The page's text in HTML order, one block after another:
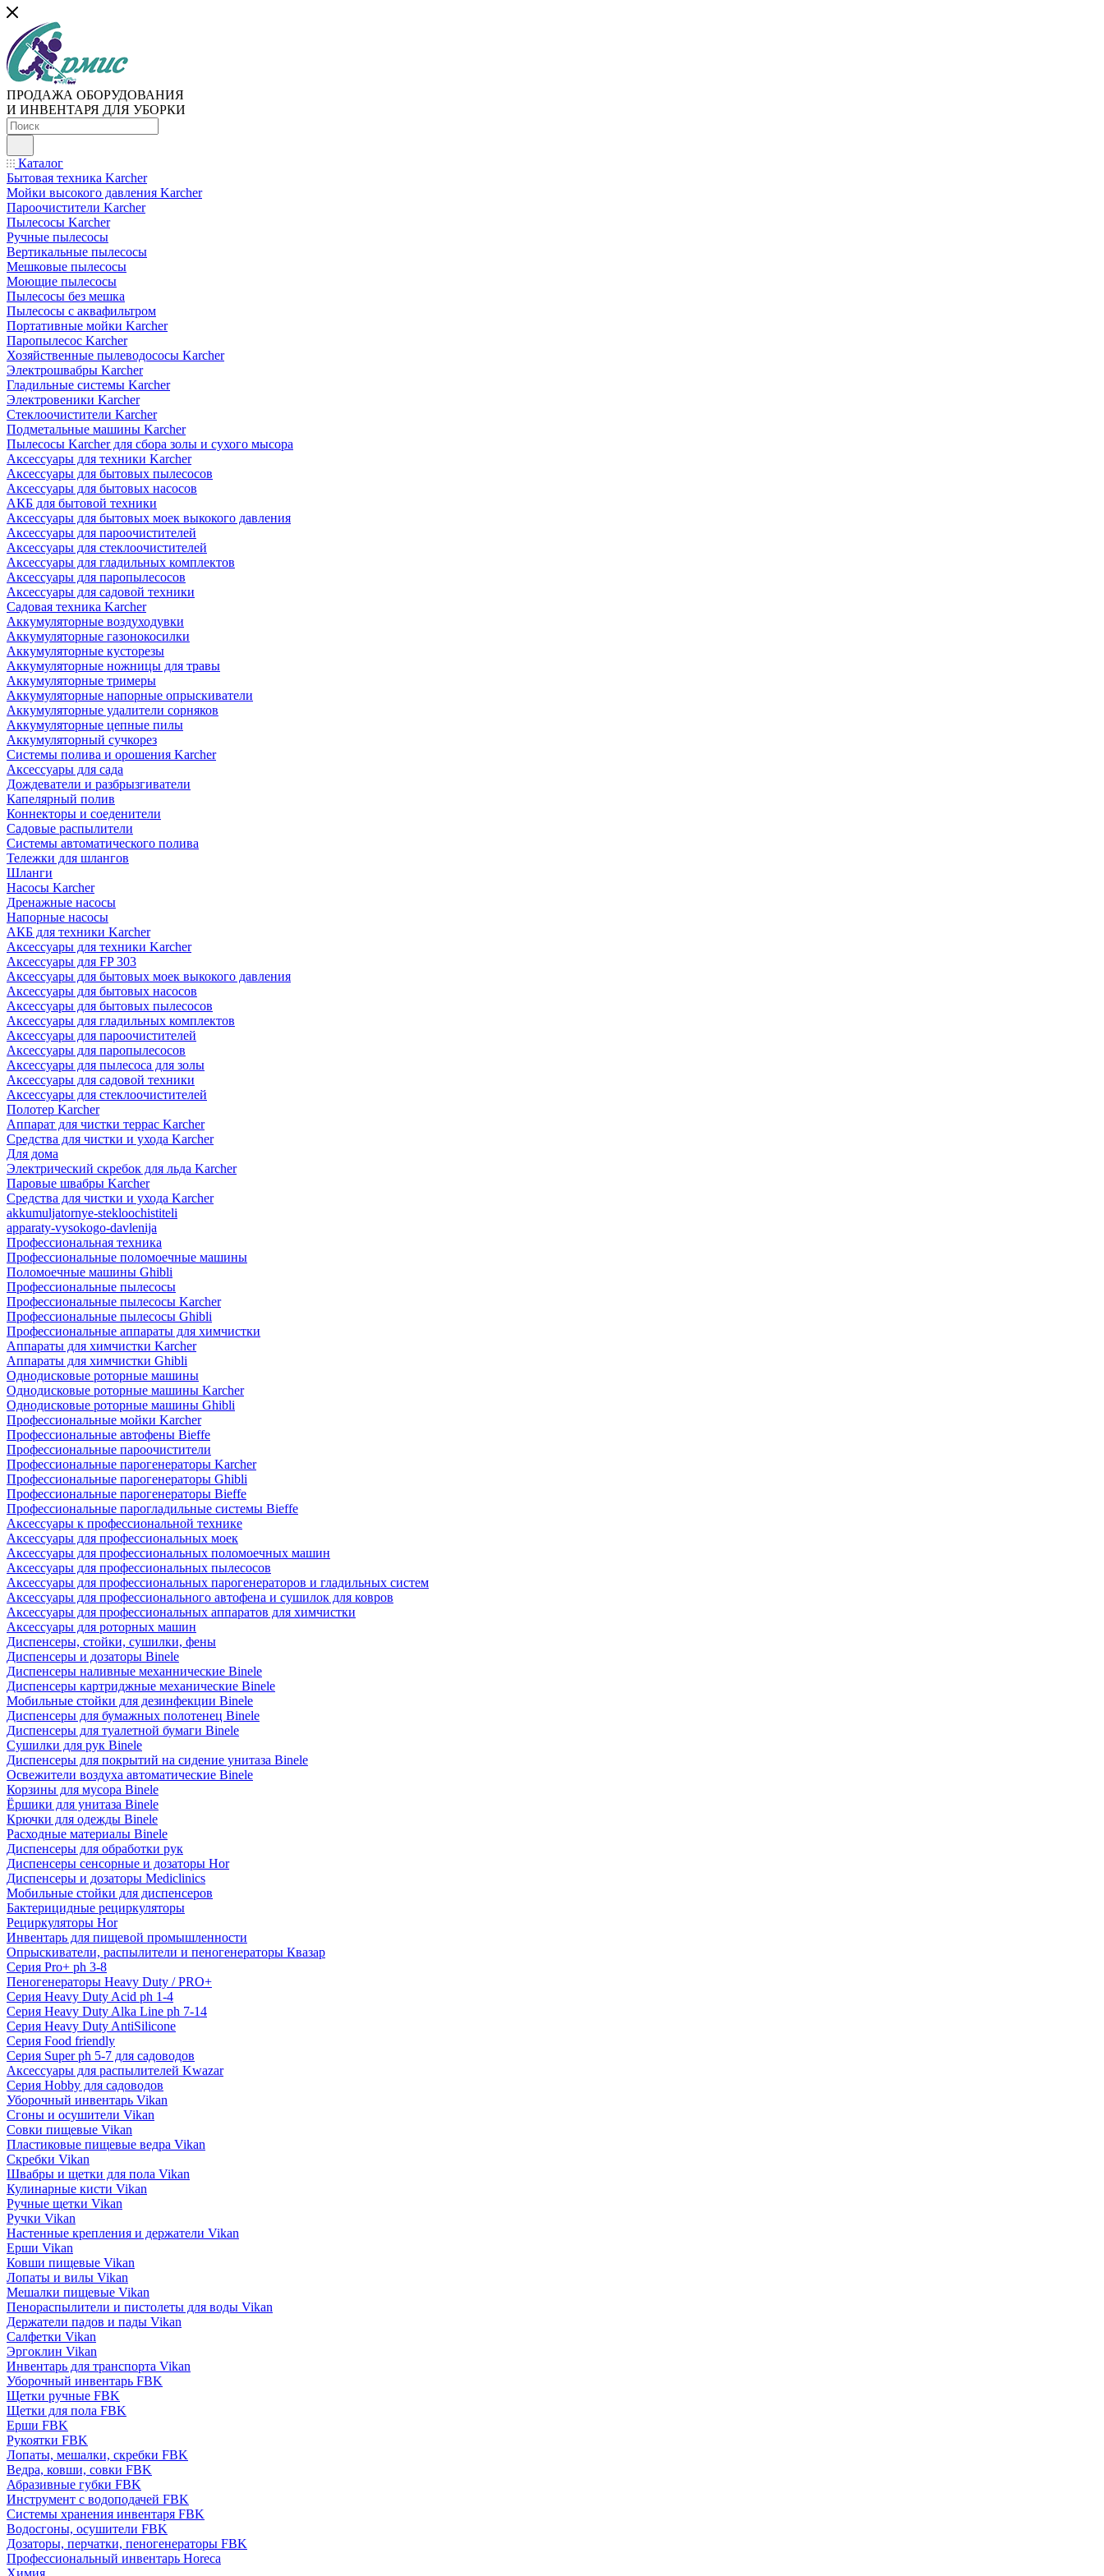
ПРОДАЖА ОБОРУДОВАНИЯ
И ИНВЕНТАРЯ ДЛЯ УБОРКИ
Каталог
Бытовая техника Karcher
Мойки высокого давления Karcher
Пароочистители Karcher
Пылесосы Karcher
Ручные пылесосы
Вертикальные пылесосы
Мешковые пылесосы
Моющие пылесосы
Пылесосы без мешка
Пылесосы с аквафильтром
Портативные мойки Karcher
Паропылесос Karcher
Хозяйственные пылеводососы Karcher
Электрошвабры Karcher
Гладильные системы Karcher
Электровеники Karcher
Стеклоочистители Karcher
Подметальные машины Karcher
Пылесосы Karcher для сбора золы и сухого мысора
Аксессуары для техники Karcher
Аксессуары для бытовых пылесосов
Аксессуары для бытовых насосов
АКБ для бытовой техники
Аксессуары для бытовых моек выкокого давления
Аксессуары для пароочистителей
Аксессуары для стеклоочистителей
Аксессуары для гладильных комплектов
Аксессуары для паропылесосов
Аксессуары для садовой техники
Садовая техника Karcher
Аккумуляторные воздуходувки
Аккумуляторные газонокосилки
Аккумуляторные кусторезы
Аккумуляторные ножницы для травы
Аккумуляторные тримеры
Аккумуляторные напорные опрыскиватели
Аккумуляторные удалители сорняков
Аккумуляторные цепные пилы
Аккумуляторный сучкорез
Системы полива и орошения Karcher
Аксессуары для сада
Дождеватели и разбрызгиватели
Капелярный полив
Коннекторы и соеденители
Садовые распылители
Системы автоматического полива
Тележки для шлангов
Шланги
Насосы Karcher
Дренажные насосы
Напорные насосы
АКБ для техники Karcher
Аксессуары для техники Karcher
Аксессуары для FP 303
Аксессуары для бытовых моек выкокого давления
Аксессуары для бытовых насосов
Аксессуары для бытовых пылесосов
Аксессуары для гладильных комплектов
Аксессуары для пароочистителей
Аксессуары для паропылесосов
Аксессуары для пылесоса для золы
Аксессуары для садовой техники
Аксессуары для стеклоочистителей
Полотер Karcher
Аппарат для чистки террас Karcher
Средства для чистки и ухода Karcher
Для дома
Электрический скребок для льда Karcher
Паровые швабры Karcher
Средства для чистки и ухода Karcher
akkumuljatornye-stekloochistiteli
apparaty-vysokogo-davlenija
Профессиональная техника
Профессиональные поломоечные машины
Поломоечные машины Ghibli
Профессиональные пылесосы
Профессиональные пылесосы Karcher
Профессиональные пылесосы Ghibli
Профессиональные аппараты для химчистки
Аппараты для химчистки Karcher
Аппараты для химчистки Ghibli
Однодисковые роторные машины
Однодисковые роторные машины Karcher
Однодисковые роторные машины Ghibli
Профессиональные мойки Karcher
Профессиональные автофены Bieffe
Профессиональные пароочистители
Профессиональные парогенераторы Karcher
Профессиональные парогенераторы Ghibli
Профессиональные парогенераторы Bieffe
Профессиональные парогладильные системы Bieffe
Аксессуары к профессиональной технике
Аксессуары для профессиональных моек
Аксессуары для профессиональных поломоечных машин
Аксессуары для профессиональных пылесосов
Аксессуары для профессиональных парогенераторов и гладильных систем
Аксессуары для профессионального автофена и сушилок для ковров
Аксессуары для профессиональных аппаратов для химчистки
Аксессуары для роторных машин
Диспенсеры, стойки, сушилки, фены
Диспенсеры и дозаторы Binele
Диспенсеры наливные механнические Binele
Диспенсеры картриджные механические Binele
Мобильные стойки для дезинфекции Binele
Диспенсеры для бумажных полотенец Binele
Диспенсеры для туалетной бумаги Binele
Сушилки для рук Binele
Диспенсеры для покрытий на сидение унитаза Binele
Освежители воздуха автоматические Binele
Корзины для мусора Binele
Ёршики для унитаза Binele
Крючки для одежды Binele
Расходные материалы Binele
Диспенсеры для обработки рук
Диспенсеры сенсорные и дозаторы Hor
Диспенсеры и дозаторы Mediclinics
Мобильные стойки для диспенсеров
Бактерицидные рециркуляторы
Рециркуляторы Hor
Инвентарь для пищевой промышленности
Опрыскиватели, распылители и пеногенераторы Квазар
Серия Pro+ ph 3-8
Пеногенераторы Heavy Duty / PRO+
Серия Heavy Duty Acid ph 1-4
Серия Heavy Duty Alka Line ph 7-14
Серия Heavy Duty AntiSilicone
Серия Food friendly
Серия Super ph 5-7 для садоводов
Аксессуары для распылителей Kwazar
Серия Hobby для садоводов
Уборочный инвентарь Vikan
Сгоны и осушители Vikan
Совки пищевые Vikan
Пластиковые пищевые ведра Vikan
Скребки Vikan
Швабры и щетки для пола Vikan
Кулинарные кисти Vikan
Ручные щетки Vikan
Ручки Vikan
Настенные крепления и держатели Vikan
Ерши Vikan
Ковши пищевые Vikan
Лопаты и вилы Vikan
Мешалки пищевые Vikan
Пенораспылители и пистолеты для воды Vikan
Держатели падов и пады Vikan
Салфетки Vikan
Эргоклин Vikan
Инвентарь для транспорта Vikan
Уборочный инвентарь FBK
Щетки ручные FBK
Щетки для пола FBK
Ерши FBK
Рукоятки FBK
Лопаты, мешалки, скребки FBK
Ведра, ковши, совки FBK
Абразивные губки FBK
Инструмент с водоподачей FBK
Системы хранения инвентаря FBK
Водосгоны, осушители FBK
Дозаторы, перчатки, пеногенераторы FBK
Профессиональный инвентарь Horeca
Химия